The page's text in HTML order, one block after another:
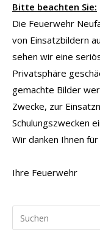
Bitte beachten Sie:
Die Feuerwehr
von Einsatzbildern
sehen wir eine
Privatsphäre
gemachte Bilder
Zwecke, zur
Schulungszwecken
Wir danken Ihnen
Ihre Feuerwehr